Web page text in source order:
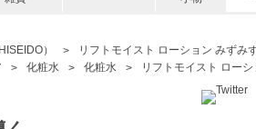
）
リフトモイスト ローション みずみ
化粧水 化粧水 リフトモイスト ロー